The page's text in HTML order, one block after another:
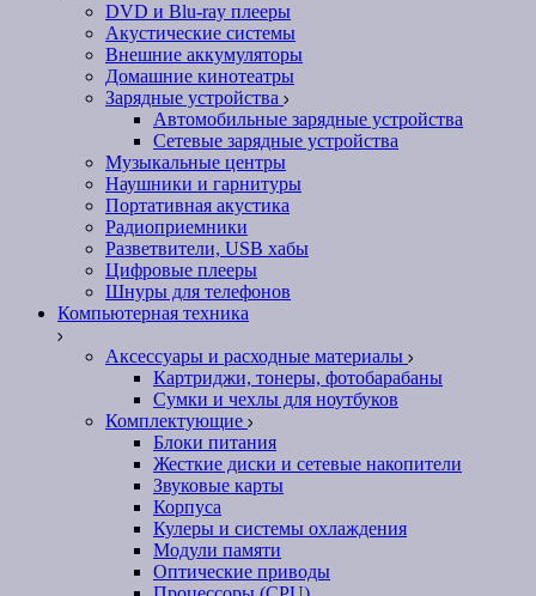
DVD и Blu-ray плееры
Акустические системы
Внешние аккумуляторы
Домашние кинотеатры
Зарядные устройства
Автомобильные зарядные устройства
Сетевые зарядные устройства
Музыкальные центры
Наушники и гарнитуры
Портативная акустика
Радиоприемники
Разветвители, USB хабы
Цифровые плееры
Шнуры для телефонов
Компьютерная техника
Аксессуары и расходные материалы
Картриджи, тонеры, фотобарабаны
Сумки и чехлы для ноутбуков
Комплектующие
Блоки питания
Жесткие диски и сетевые накопители
Звуковые карты
Корпуса
Кулеры и системы охлаждения
Модули памяти
Оптические приводы